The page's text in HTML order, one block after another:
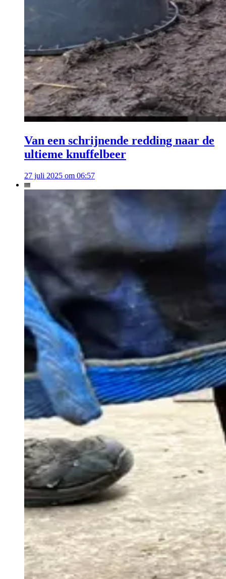
Van een schrijnende redding naar de
ultieme knuffelbeer
27 juli 2025 om 06:57